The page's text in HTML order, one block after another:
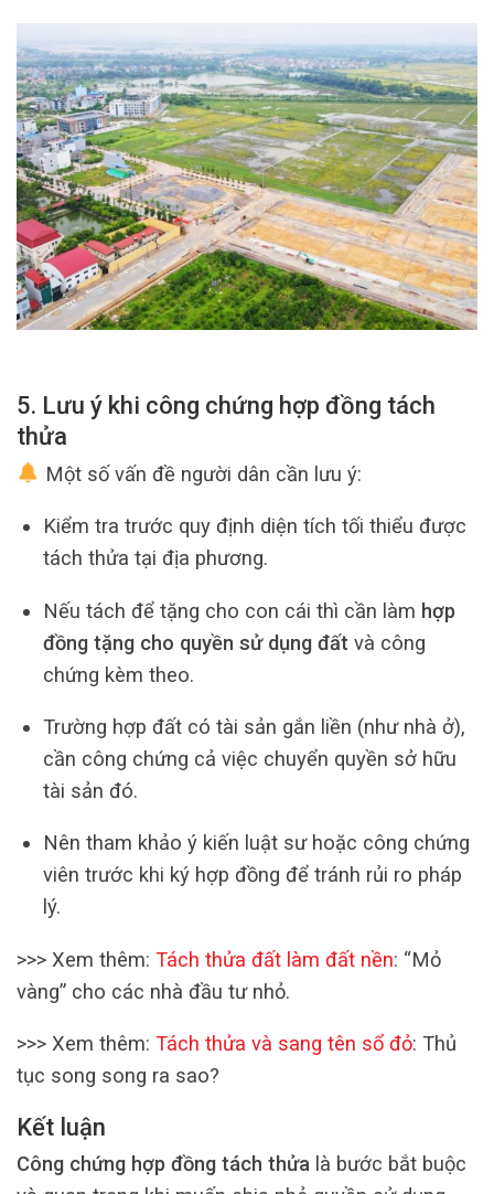
5. Lưu ý khi công chứng hợp đồng tách
thửa
Một số vấn đề người dân cần lưu ý:
Kiểm tra trước quy định diện tích tối thiểu được
tách thửa tại địa phương.
Nếu tách để tặng cho con cái thì cần làm hợp
đồng tặng cho quyền sử dụng đất và công
chứng kèm theo.
Trường hợp đất có tài sản gắn liền (như nhà ở),
cần công chứng cả việc chuyển quyền sở hữu
tài sản đó.
Nên tham khảo ý kiến luật sư hoặc công chứng
viên trước khi ký hợp đồng để tránh rủi ro pháp
lý.
>>> Xem thêm: Tách thửa đất làm đất nền: “Mỏ
vàng” cho các nhà đầu tư nhỏ.
>>> Xem thêm: Tách thửa và sang tên sổ đỏ: Thủ
tục song song ra sao?
Kết luận
Công chứng hợp đồng tách thửa là bước bắt buộc